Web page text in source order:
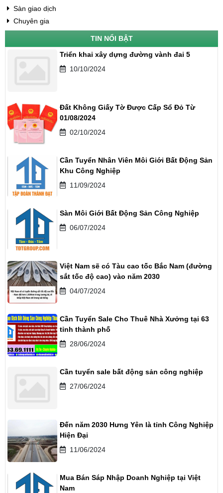
Sàn giao dịch
Chuyên gia
TIN NỔI BẬT
Triển khai xây dựng đường vành đai 5
10/10/2024
Đất Không Giấy Tờ Được Cấp Sổ Đỏ Từ
01/08/2024
02/10/2024
Cần Tuyển Nhân Viên Môi Giới Bất Động Sản
Khu Công Nghiệp
11/09/2024
Sàn Môi Giới Bất Động Sản Công Nghiệp
06/07/2024
Việt Nam sẽ có Tàu cao tốc Bắc Nam (đường
sắt tốc độ cao) vào năm 2030
04/07/2024
Cần Tuyển Sale Cho Thuê Nhà Xưởng tại 63
tỉnh thành phố
28/06/2024
Cần tuyển sale bất động sản công nghiệp
27/06/2024
Đến năm 2030 Hưng Yên là tỉnh Công Nghiệp
Hiện Đại
11/06/2024
Mua Bán Sáp Nhập Doanh Nghiệp tại Việt
Nam